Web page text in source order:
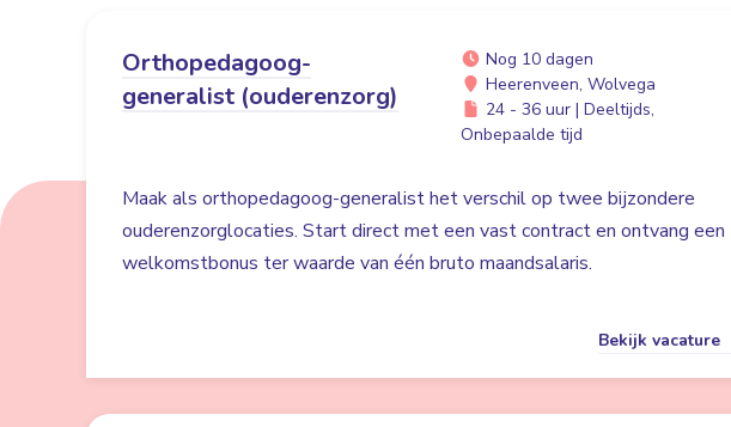
Orthopedagoog-
generalist (ouderenzorg)
Nog 10 dagen
Heerenveen, Wolvega
24 - 36 uur | Deeltijds,
Onbepaalde tijd
Maak als orthopedagoog-generalist het verschil op twee bijzondere
ouderenzorglocaties. Start direct met een vast contract en ontvang een
welkomstbonus ter waarde van één bruto maandsalaris.
Bekijk vacature